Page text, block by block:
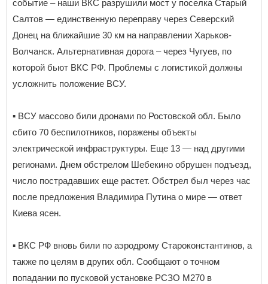
событие – наши ВКС разрушили мост у поселка Старый
Салтов — единственную переправу через Северский
Донец на ближайшие 30 км на направлении Харьков-
Волчанск. Альтернативная дорога – через Чугуев, по
которой бьют ВКС РФ. Проблемы с логистикой должны
усложнить положение ВСУ.
▪️ ВСУ массово били дронами по Ростовской обл. Было
сбито 70 беспилотников, поражены объекты
электрической инфраструктуры. Еще 13 — над другими
регионами. Днем обстрелом Шебекино обрушен подъезд,
число пострадавших еще растет. Обстрел был через час
после предложения Владимира Путина о мире — ответ
Киева ясен.
▪️ ВКС РФ вновь били по аэродрому Староконстантинов, а
также по целям в других обл. Сообщают о точном
попадании по пусковой установке РСЗО М270 в